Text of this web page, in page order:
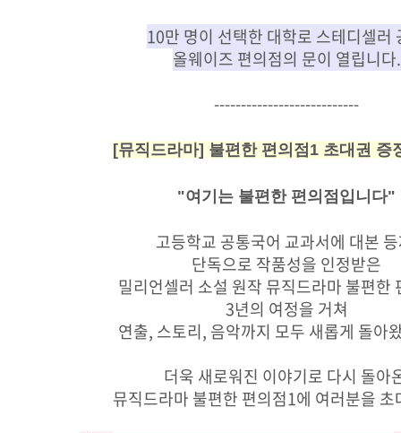
10만 명이 선택한 대학로 스테디셀러
올웨이즈 편의점의 문이 열립니다.
---------------------------
[뮤직드라마] 불편한 편의점1 초대권 증
"여기는 불편한 편의점입니다"
고등학교 공통국어 교과서에 대본
단독으로 작품성을 인정받은
밀리언셀러 소설 원작 뮤직드라마 불편한
3년의 여정을 거쳐
연출, 스토리, 음악까지 모두 새롭게 돌아
더욱 새로워진 이야기로 다시 돌아
뮤직드라마 불편한 편의점1에 여러분을